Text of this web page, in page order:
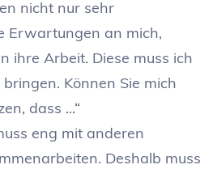
nicht nur sehr
Erwartungen an mich,
ihre Arbeit. Diese muss ich
Können Sie mich
dass ...“
eng mit anderen
Deshalb muss